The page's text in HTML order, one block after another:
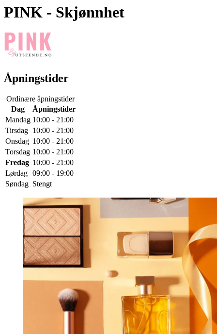
PINK - Skjønnhet
Åpningstider
Ordinære åpningstider
Dag
Åpningstider
Mandag 10:00 - 21:00
Tirsdag 10:00 - 21:00
Onsdag 10:00 - 21:00
Torsdag 10:00 - 21:00
Fredag 10:00 - 21:00
Lørdag 09:00 - 19:00
Søndag Stengt